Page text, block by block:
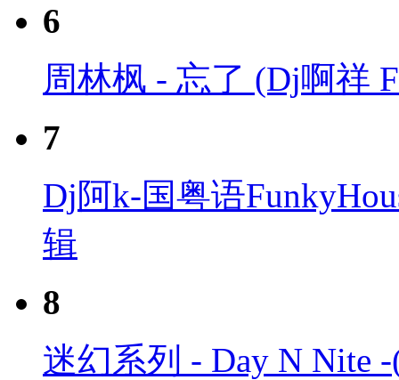
6
周林枫 - 忘了 (Dj啊祥
7
Dj阿k-国粤语
辑
8
迷幻系列 - Day N Nite